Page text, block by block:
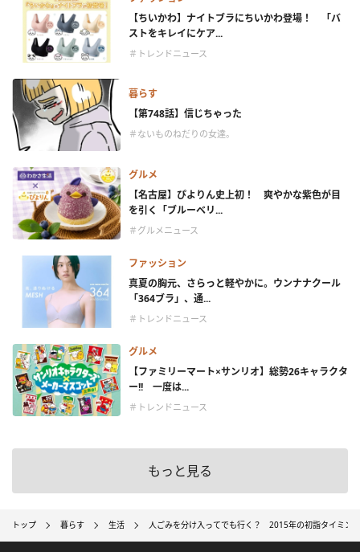
【ちいかわ】ナイトブラにちいかわ登場！ 「バ
ストをキレイにケア...
＃トレンドニュース
暮らす
【第748話】信じちゃった
＃ないものねだりの女達。
グルメ
【名古屋】ぴよりん史上初！ 爽やかな紫色が目
を引く「ブルーベリ...
＃グルメニュース
ファッション
真夏の胸元、さらっと軽やかに。ウンナナクール
「364ブラ」、通...
＃トレンドニュース
グルメ
【ファミリーマート×サンリオ】総勢26キャラクタ
ー!! 一度は...
＃トレンドニュース
もっと見る
トップ 暮らす 生活 人ごみを分け入ってでも行く？ 2015年の初詣タイミン